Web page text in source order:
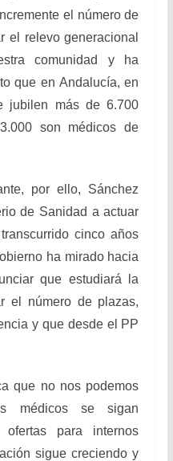
el número de
el relevo generacional
comunidad y ha
que en Andalucía, en
jubilen más de 6.700
son médicos de
por ello, Sánchez
de Sanidad a actuar
cinco años
ha mirado hacia
que estudiará la
el número de plazas,
y que desde el PP
que no nos podemos
médicos se sigan
para internos
sigue creciendo y